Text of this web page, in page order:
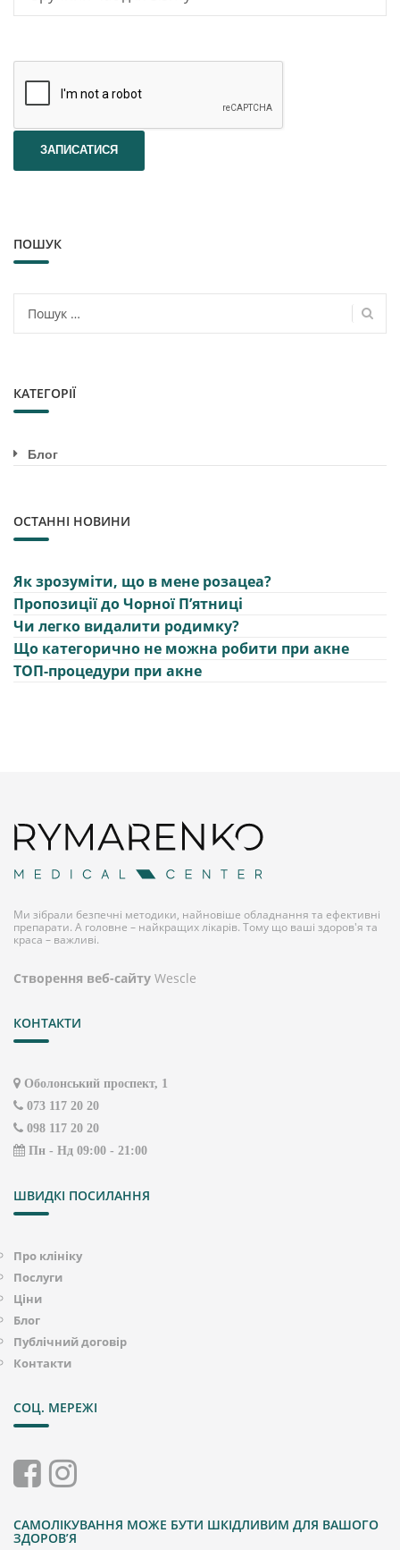
ПОШУК
КАТЕГОРІЇ
Блог
ОСТАННІ НОВИНИ
Як зрозуміти, що в мене розацеа?
Пропозиції до Чорної Пʼятниці
Чи легко видалити родимку?
Що категорично не можна робити при акне
ТОП-процедури при акне
Ми зібрали безпечні методики, найновіше обладнання та ефективні
препарати. А головне – найкращих лікарів. Тому що ваші здоров'я та
краса – важливі.
Створення веб-сайту Wescle
КОНТАКТИ
Оболонський проспект, 1
073 117 20 20
098 117 20 20
Пн - Нд 09:00 - 21:00
ШВИДКІ ПОСИЛАННЯ
Про клініку
Послуги
Ціни
Блог
Публічний договір
Контакти
СОЦ. МЕРЕЖІ
САМОЛІКУВАННЯ МОЖЕ БУТИ ШКІДЛИВИМ ДЛЯ ВАШОГО
ЗДОРОВʼЯ